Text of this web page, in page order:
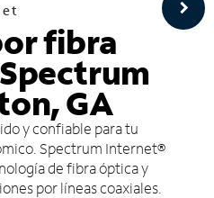
fibra
GA
y confiable para tu
Spectrum Internet®
de fibra óptica y
por líneas coaxiales.